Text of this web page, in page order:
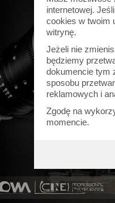
internetowej.
cookies w twoim
witrynę.
Jeżeli nie
będziemy
dokumencie tym
sposobu
reklamowych i
Zgodę na
momencie.